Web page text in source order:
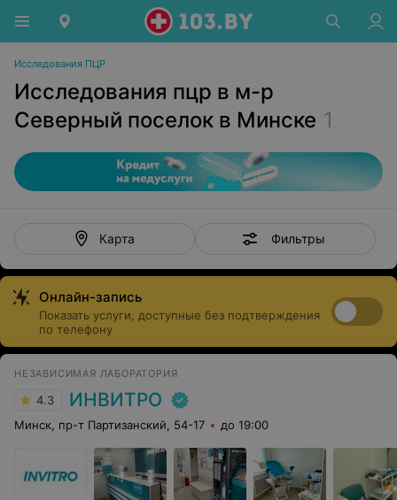
Исследования ПЦР
Исследования пцр в м-р
Северный поселок в Минске 1
Карта Фильтры
Онлайн-запись
Показать услуги, доступные без подтверждения
по телефону
НЕЗАВИСИМАЯ ЛАБОРАТОРИЯ
4.3 ИНВИТРО
Минск, пр-т Партизанский, 54-17 до 19:00